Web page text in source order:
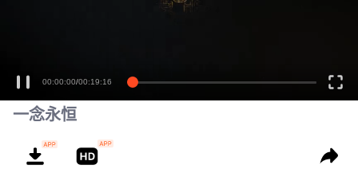
00:00:00/00:19:16
一念永恒